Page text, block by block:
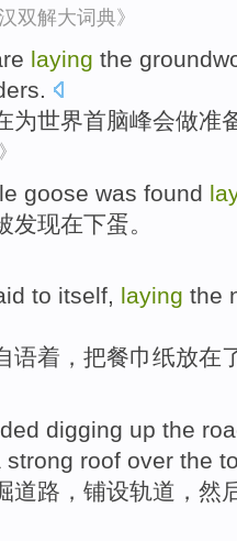
双解大词典》
laying the
为世界首脑峰会做准
goose was found
发现在下蛋。
to itself, laying the
语着，把餐巾纸放在
digging up the
strong roof over the
道路，铺设轨道，然